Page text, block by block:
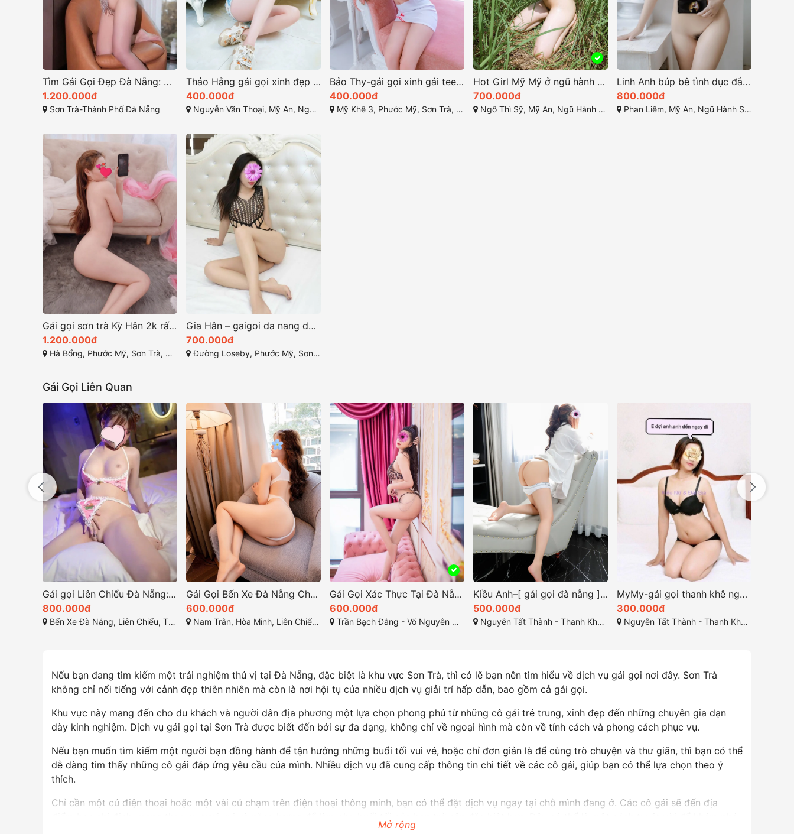
Tìm Gái Gọi Đẹp Đà Nẵng: Dịch Vụ Uy Tín và HOT nhất 2025
1.200.000đ
Sơn Trà-Thành Phố Đà Nẵng
Thảo Hằng gái gọi xinh đẹp như nàng tiên
400.000đ
Nguyễn Văn Thoại, Mỹ An, Ngũ Hành Sơn, Đà Nẵng
Bảo Thy-gái gọi xinh gái teen hàng chất
400.000đ
Mỹ Khê 3, Phước Mỹ, Sơn Trà, Đà Nẵng
Hot Girl Mỹ Mỹ ở ngũ hành sơn đa tình
700.000đ
Ngô Thì Sỹ, Mỹ An, Ngũ Hành Sơn, Đà Nẵng
Linh Anh búp bê tình dục đẳng cấp ở đà nẵng
800.000đ
Phan Liêm, Mỹ An, Ngũ Hành Sơn, Đà Nẵng
Gái gọi sơn trà Kỳ Hân 2k rất tuyệt vời
1.200.000đ
Hà Bổng, Phước Mỹ, Sơn Trà, Đà Nẵng
Gia Hân – gaigoi da nang dáng đẹp quyến rũ dịu dàng
700.000đ
Đường Loseby, Phước Mỹ, Sơn Trà, Đà Nẵng
Gái Gọi Liên Quan
Gái Gọi Bến Xe Đà Nẵng Chất Lượng và Đẳng Cấp
600.000đ
Nam Trân, Hòa Minh, Liên Chiểu, Đà Nẵng, Việt Nam
Gái Gọi Xác Thực Tại Đà Nẵng: Trải Nghiệm Đặc Biệt Không Thể Bỏ Lỡ!
600.000đ
Trần Bạch Đằng - Võ Nguyên Giáp - Nguyễn Văn Thoại
Kiều Anh–[ gái gọi đà nẵng ]nóng bỏng làm tình cháy
500.000đ
Nguyễn Tất Thành - Thanh Khê - Đà Nẵng
MyMy-gái gọi thanh khê nguyễn tất thành đà nẵng
300.000đ
Nguyễn Tất Thành - Thanh Khê - Đà Nẵng
Giới Thiệu Về Tiểu Quyên – Kiều Nữ Thần Dâm, Body Bốc Lửa, Làm Tình Đê Mê
400.000đ
Bến Xe Đà Nẵng, Liên Chiểu, TP Đà Nẵng
Nếu bạn đang tìm kiếm một trải nghiệm thú vị tại Đà Nẵng, đặc biệt là khu vực Sơn Trà, thì có lẽ bạn nên tìm hiểu về dịch vụ gái gọi nơi đây. Sơn Trà
không chỉ nổi tiếng với cảnh đẹp thiên nhiên mà còn là nơi hội tụ của nhiều dịch vụ giải trí hấp dẫn, bao gồm cả gái gọi.
Khu vực này mang đến cho du khách và người dân địa phương một lựa chọn phong phú từ những cô gái trẻ trung, xinh đẹp đến những chuyên gia dạn
dày kinh nghiệm. Dịch vụ gái gọi tại Sơn Trà được biết đến bởi sự đa dạng, không chỉ về ngoại hình mà còn về tính cách và phong cách phục vụ.
Nếu bạn muốn tìm kiếm một người bạn đồng hành để tận hưởng những buổi tối vui vẻ, hoặc chỉ đơn giản là để cùng trò chuyện và thư giãn, thì bạn có thể
dễ dàng tìm thấy những cô gái đáp ứng yêu cầu của mình. Nhiều dịch vụ đã cung cấp thông tin chi tiết về các cô gái, giúp bạn có thể lựa chọn theo ý
thích.
Chỉ cần một cú điện thoại hoặc một vài cú chạm trên điện thoại thông minh, bạn có thể đặt dịch vụ ngay tại chỗ mình đang ở. Các cô gái sẽ đến địa
thành phố từ một góc nhìn mới, và đắm chìm trong không khí vui tươi của Đà Nẵng về đêm.
Mở rộng